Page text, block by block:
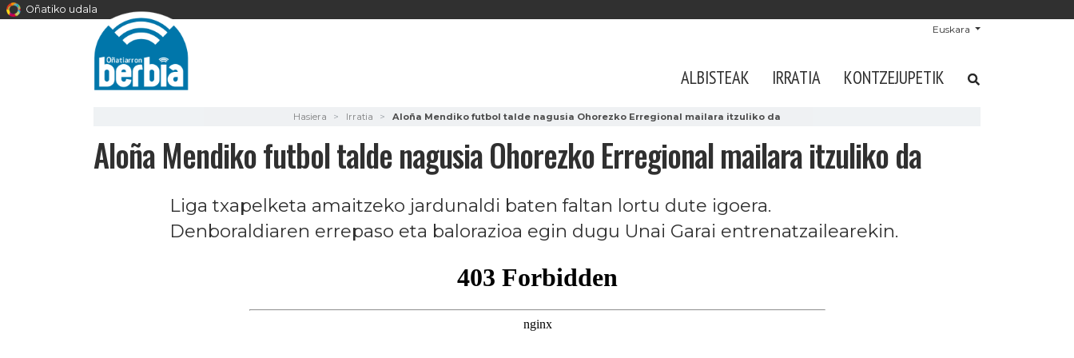
Oñatiko udala
Euskara
ALBISTEAK IRRATIA KONTZEJUPETIK
Hasiera Irratia Aloña Mendiko futbol talde nagusia Ohorezko Erregional mailara itzuliko da
Aloña Mendiko futbol talde nagusia Ohorezko Erregional mailara itzuliko da
Liga txapelketa amaitzeko jardunaldi baten faltan lortu dute igoera.
Denboraldiaren errepaso eta balorazioa egin dugu Unai Garai entrenatzailearekin.